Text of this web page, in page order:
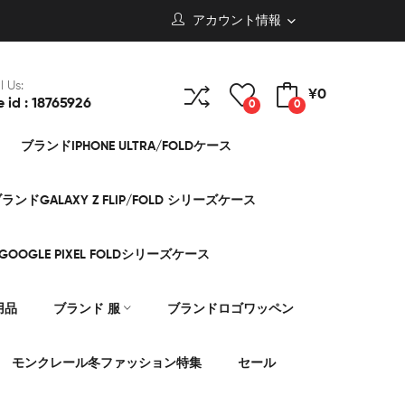
アカウント情報
Us:
id : 18765926 0 0
¥0
ブランドIPHONE ULTRA/FOLDケース
ンドGALAXY Z FLIP/FOLD シリーズケース
PIXEL FOLDシリーズケース
品 ブランド 服 ブランドロゴワッペン
モンクレール冬ファッション特集 セール